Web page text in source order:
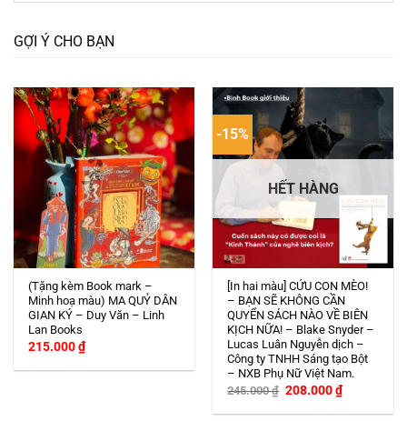
GỢI Ý CHO BẠN
(Tặng kèm Book mark –
Minh hoạ màu) MA QUỶ DÂN
GIAN KÝ – Duy Văn – Linh
Lan Books
215.000₫
-15%
HẾT HÀNG
[In hai màu] CỨU CON MÈO!
– BẠN SẼ KHÔNG CẦN
QUYỂN SÁCH NÀO VỀ BIÊN
KỊCH NỮA! – Blake Snyder –
Lucas Luân Nguyễn dịch –
Công ty TNHH Sáng tạo Bột
– NXB Phụ Nữ Việt Nam.
245.000₫ Giá
là:
208.000₫Giá
hiện
tại